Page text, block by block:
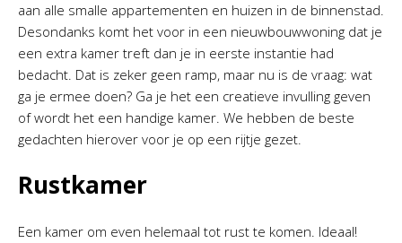
aan alle smalle appartementen en huizen in de binnenstad.
Desondanks komt het voor in een nieuwbouwwoning dat je
een extra kamer treft dan je in eerste instantie had
bedacht. Dat is zeker geen ramp, maar nu is de vraag: wat
ga je ermee doen? Ga je het een creatieve invulling geven
of wordt het een handige kamer. We hebben de beste
gedachten hierover voor je op een rijtje gezet.
Rustkamer
Een kamer om even helemaal tot rust te komen. Ideaal!